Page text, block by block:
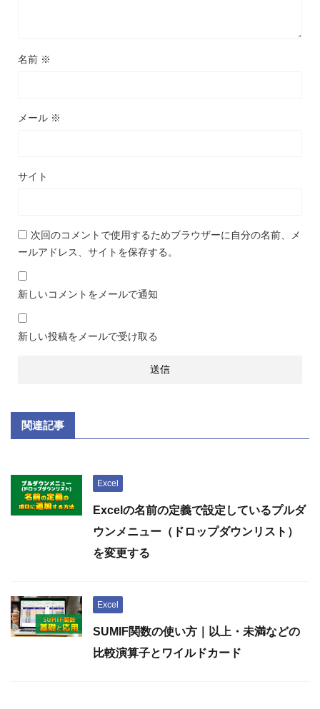
名前 ※
メール ※
サイト
次回のコメントで使用するためブラウザーに自分の名前、メ
ールアドレス、サイトを保存する。
新しいコメントをメールで通知
新しい投稿をメールで受け取る
関連記事
Excel
Excelの名前の定義で設定しているプルダ
ウンメニュー（ドロップダウンリスト）
を変更する
Excel
SUMIF関数の使い方｜以上・未満などの
比較演算子とワイルドカード